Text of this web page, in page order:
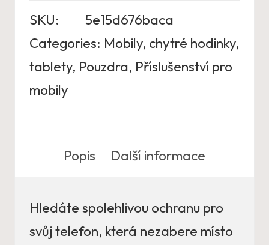
SKU:
5e15d676baca
Categories: Mobily, chytré hodinky,
tablety, Pouzdra, Příslušenství pro
mobily
Popis Další informace
Hledáte spolehlivou ochranu pro
svůj telefon, která nezabere místo